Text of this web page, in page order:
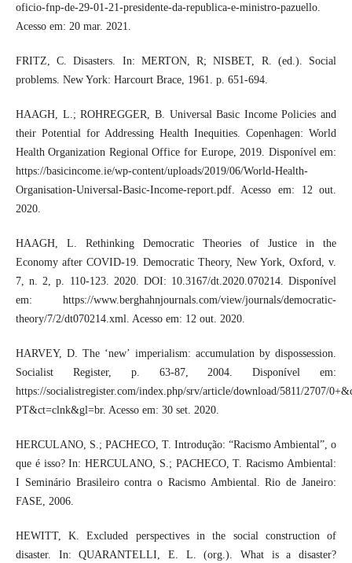
oficio-fnp-de-29-01-21-presidente-da-republica-e-ministro-pazuello.
Acesso em: 20 mar. 2021.
FRITZ, C. Disasters. In: MERTON, R; NISBET, R. (ed.). Social
problems. New York: Harcourt Brace, 1961. p. 651-694.
HAAGH, L.; ROHREGGER, B. Universal Basic Income Policies and
their Potential for Addressing Health Inequities. Copenhagen: World
Health Organization Regional Office for Europe, 2019. Disponível em:
https://basicincome.ie/wp-content/uploads/2019/06/World-Health-
Organisation-Universal-Basic-Income-report.pdf. Acesso em: 12 out.
2020.
HAAGH, L. Rethinking Democratic Theories of Justice in the
Economy after COVID-19. Democratic Theory, New York, Oxford, v.
7, n. 2, p. 110-123. 2020. DOI: 10.3167/dt.2020.070214. Disponível
em: https://www.berghahnjournals.com/view/journals/democratic-
theory/7/2/dt070214.xml. Acesso em: 12 out. 2020.
HARVEY, D. The ‘new’ imperialism: accumulation by dispossession.
Socialist Register, p. 63-87, 2004. Disponível em:
https://socialistregister.com/index.php/srv/article/download/5811/2707/
PT&ct=clnk&gl=br. Acesso em: 30 set. 2020.
HERCULANO, S.; PACHECO, T. Introdução: “Racismo Ambiental”, o
que é isso? In: HERCULANO, S.; PACHECO, T. Racismo Ambiental:
I Seminário Brasileiro contra o Racismo Ambiental. Rio de Janeiro:
FASE, 2006.
HEWITT, K. Excluded perspectives in the social construction of
disaster. In: QUARANTELLI, E. L. (org.). What is a disaster?